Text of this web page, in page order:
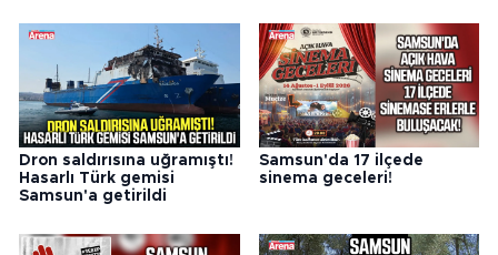
Dron saldırısına uğramıştı!
Hasarlı Türk gemisi
Samsun'a getirildi
Samsun'da 17 ilçede
sinema geceleri!